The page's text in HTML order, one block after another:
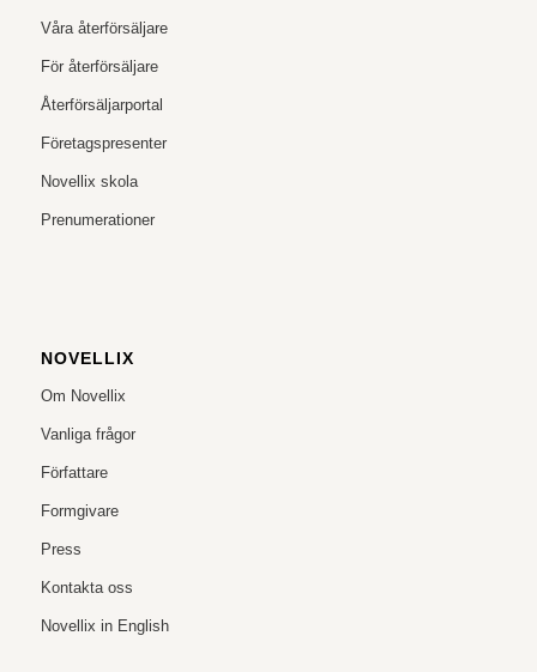
Våra återförsäljare
För återförsäljare
Återförsäljarportal
Företagspresenter
Novellix skola
Prenumerationer
NOVELLIX
Om Novellix
Vanliga frågor
Författare
Formgivare
Press
Kontakta oss
Novellix in English